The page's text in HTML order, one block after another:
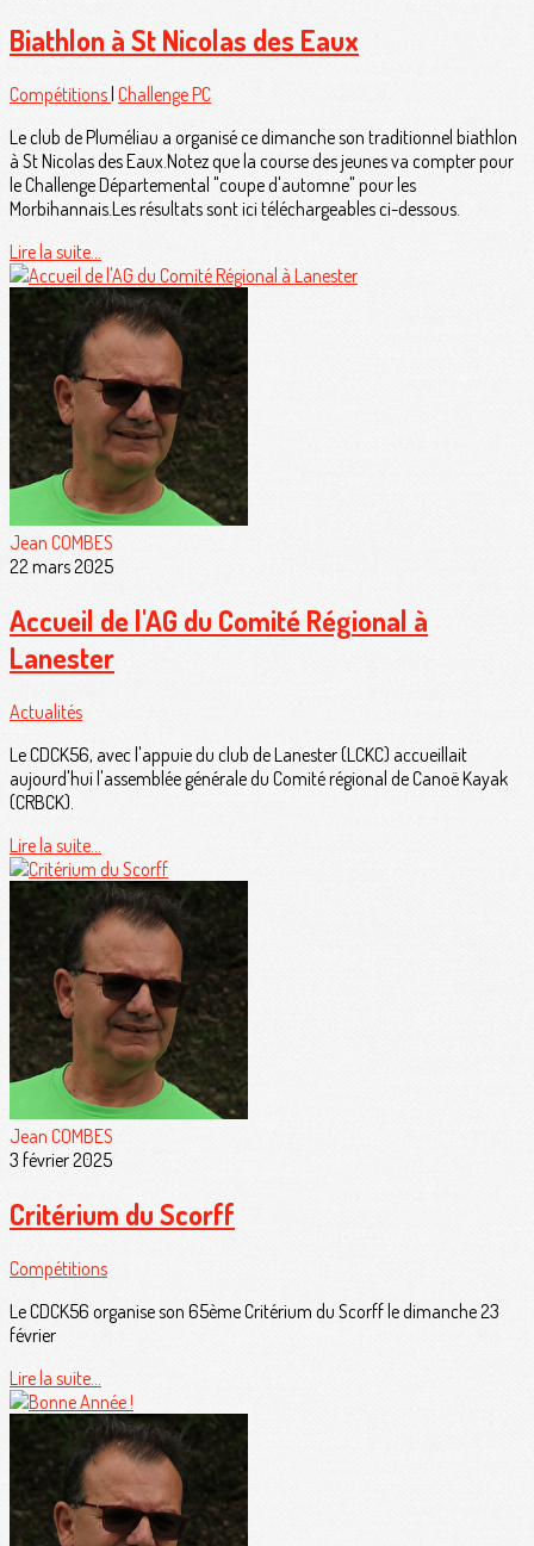
Biathlon à St Nicolas des Eaux
Compétitions| Challenge PC
Le club de Pluméliau a organisé ce dimanche son traditionnel biathlon
à St Nicolas des Eaux.Notez que la course des jeunes va compter pour
le Challenge Départemental "coupe d'automne" pour les
Morbihannais.Les résultats sont ici téléchargeables ci-dessous.
Lire la suite...
Jean COMBES
22 mars 2025
Accueil de l'AG du Comité Régional à
Lanester
Actualités
Le CDCK56, avec l'appuie du club de Lanester (LCKC) accueillait
aujourd'hui l'assemblée générale du Comité régional de Canoë Kayak
(CRBCK).
Lire la suite...
Jean COMBES
3 février 2025
Critérium du Scorff
Compétitions
Le CDCK56 organise son 65ème Critérium du Scorff le dimanche 23
février
Lire la suite...